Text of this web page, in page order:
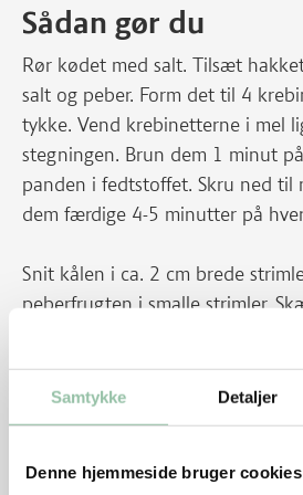
Samtykke Detaljer
Denne hjemmeside bruger cookies
Sådan gør du
Rør kødet med salt. Tilsæt
salt og peber. Form det til 4
tykke. Vend krebinetterne i mel
stegningen. Brun dem 1 minut
panden i fedtstoffet. Skru ned til
dem færdige 4-5 minutter på
Snit kålen i ca. 2 cm brede
peberfrugten i smalle strimler.
champignonerne i kvarte. Varm
svits kålen 2-3 minutter ved god
peberfrugt, champignon, soja,
grøntsagerne simre 4-5 minutter
Energifordeling